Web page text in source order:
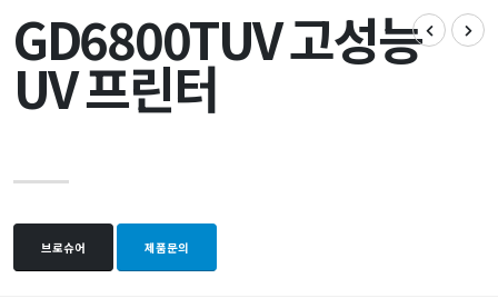
GD6800TUV 고성능
UV 프린터
브로슈어 제품문의